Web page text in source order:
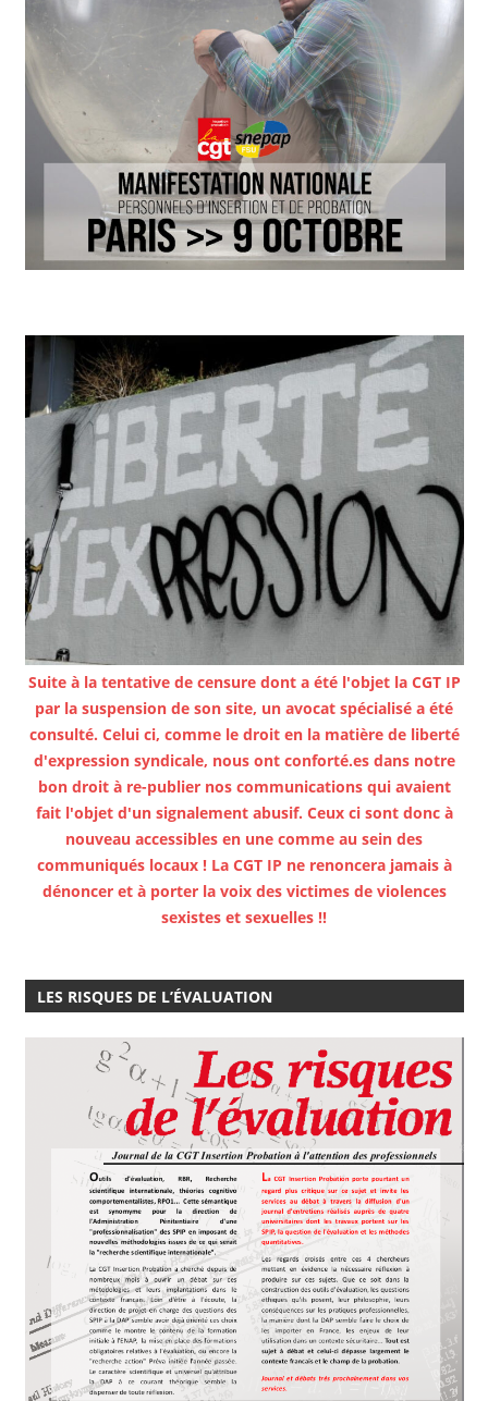
Suite à la tentative de censure dont a été l'objet la CGT IP
par la suspension de son site, un avocat spécialisé a été
consulté. Celui ci, comme le droit en la matière de liberté
d'expression syndicale, nous ont conforté.es dans notre
bon droit à re-publier nos communications qui avaient
fait l'objet d'un signalement abusif. Ceux ci sont donc à
nouveau accessibles en une comme au sein des
communiqués locaux ! La CGT IP ne renoncera jamais à
dénoncer et à porter la voix des victimes de violences
sexistes et sexuelles !!
LES RISQUES DE L’ÉVALUATION